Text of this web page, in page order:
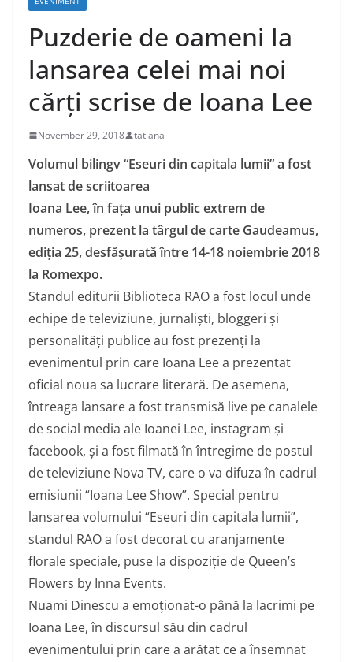
Puzderie de oameni la
lansarea celei mai noi
cărți scrise de Ioana Lee
November 29, 2018 tatiana
Volumul bilingv “Eseuri din capitala lumii” a fost
lansat de scriitoarea
Ioana Lee, în fața unui public extrem de
numeros, prezent la târgul de carte Gaudeamus,
ediția 25, desfășurată între 14-18 noiembrie 2018
la Romexpo.
Standul editurii Biblioteca RAO a fost locul unde
echipe de televiziune, jurnaliști, bloggeri și
personalități publice au fost prezenți la
evenimentul prin care Ioana Lee a prezentat
oficial noua sa lucrare literară. De asemena,
întreaga lansare a fost transmisă live pe canalele
de social media ale Ioanei Lee, instagram și
facebook, și a fost filmată în întregime de postul
de televiziune Nova TV, care o va difuza în cadrul
emisiunii “Ioana Lee Show”. Special pentru
lansarea volumului “Eseuri din capitala lumii”,
standul RAO a fost decorat cu aranjamente
florale speciale, puse la dispoziție de Queen’s
Flowers by Inna Events.
Nuami Dinescu a emoționat-o până la lacrimi pe
Ioana Lee, în discursul său din cadrul
evenimentului prin care a arătat ce a însemnat